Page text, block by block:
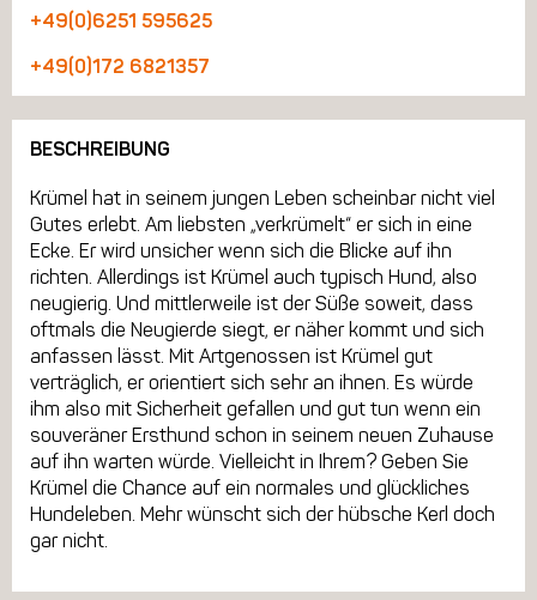
+49(0)6251 595625
+49(0)172 6821357
BESCHREIBUNG
Krümel hat in seinem jungen Leben scheinbar nicht viel
Gutes erlebt. Am liebsten „verkrümelt“ er sich in eine
Ecke. Er wird unsicher wenn sich die Blicke auf ihn
richten. Allerdings ist Krümel auch typisch Hund, also
neugierig. Und mittlerweile ist der Süße soweit, dass
oftmals die Neugierde siegt, er näher kommt und sich
anfassen lässt. Mit Artgenossen ist Krümel gut
verträglich, er orientiert sich sehr an ihnen. Es würde
ihm also mit Sicherheit gefallen und gut tun wenn ein
souveräner Ersthund schon in seinem neuen Zuhause
auf ihn warten würde. Vielleicht in Ihrem? Geben Sie
Krümel die Chance auf ein normales und glückliches
Hundeleben. Mehr wünscht sich der hübsche Kerl doch
gar nicht.